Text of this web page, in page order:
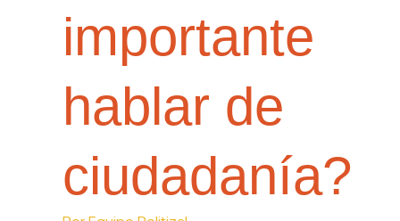
importante
hablar de
ciudadanía?